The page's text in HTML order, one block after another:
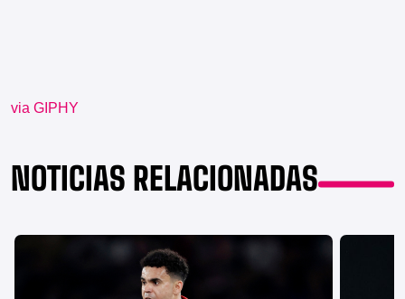
via GIPHY
NOTICIAS RELACIONADAS